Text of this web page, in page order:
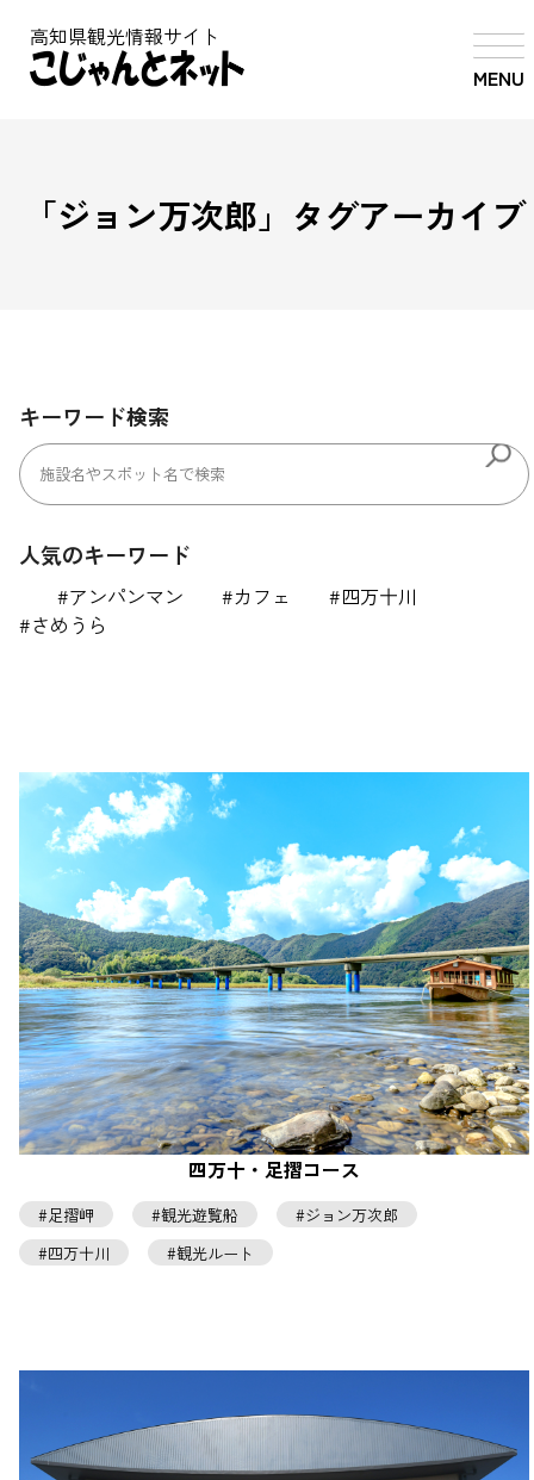
MENU
高知県観光情報サイト
「ジョン万次郎 」タグアーカイブ
キーワード検索
人気のキーワード
アンパンマン カフェ
四万十川
さめうら
四万十・足摺コース
足摺岬 観光遊覧船
ジョン万次郎
四万十川
観光ルート